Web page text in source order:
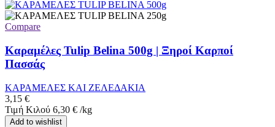
Compare
Καραμέλες Tulip Belina 500g | Ξηροί Καρποί
Πασσάς
ΚΑΡΑΜΕΛΕΣ ΚΑΙ ΖΕΛΕΔΑΚΙΑ
3,15 €
Τιμή Κιλού 6,30 € /kg
Add to wishlist